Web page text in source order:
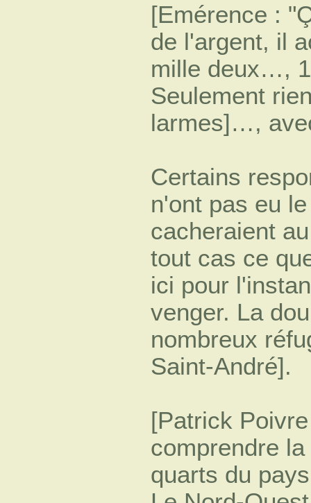
[Emérence :
de l'argent, il
mille deux…,
Seulement
larmes]…,
Certains
n'ont pas eu
cacheraient
tout cas ce
ici pour
venger. La
nombreux
Saint-André].
[Patrick
comprendre
quarts du